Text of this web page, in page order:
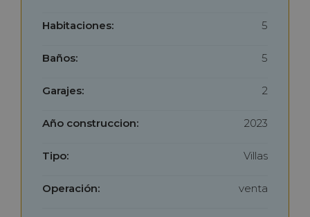
Habitaciones: 5
Baños: 5
Garajes: 2
Año construccion: 2023
Tipo: Villas
Operación: venta